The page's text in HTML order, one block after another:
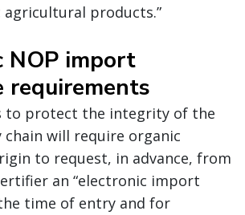
agricultural products.”
NOP import
requirements
to protect the integrity of the
chain will require organic
to request, in advance, from
an “electronic import
time of entry and for